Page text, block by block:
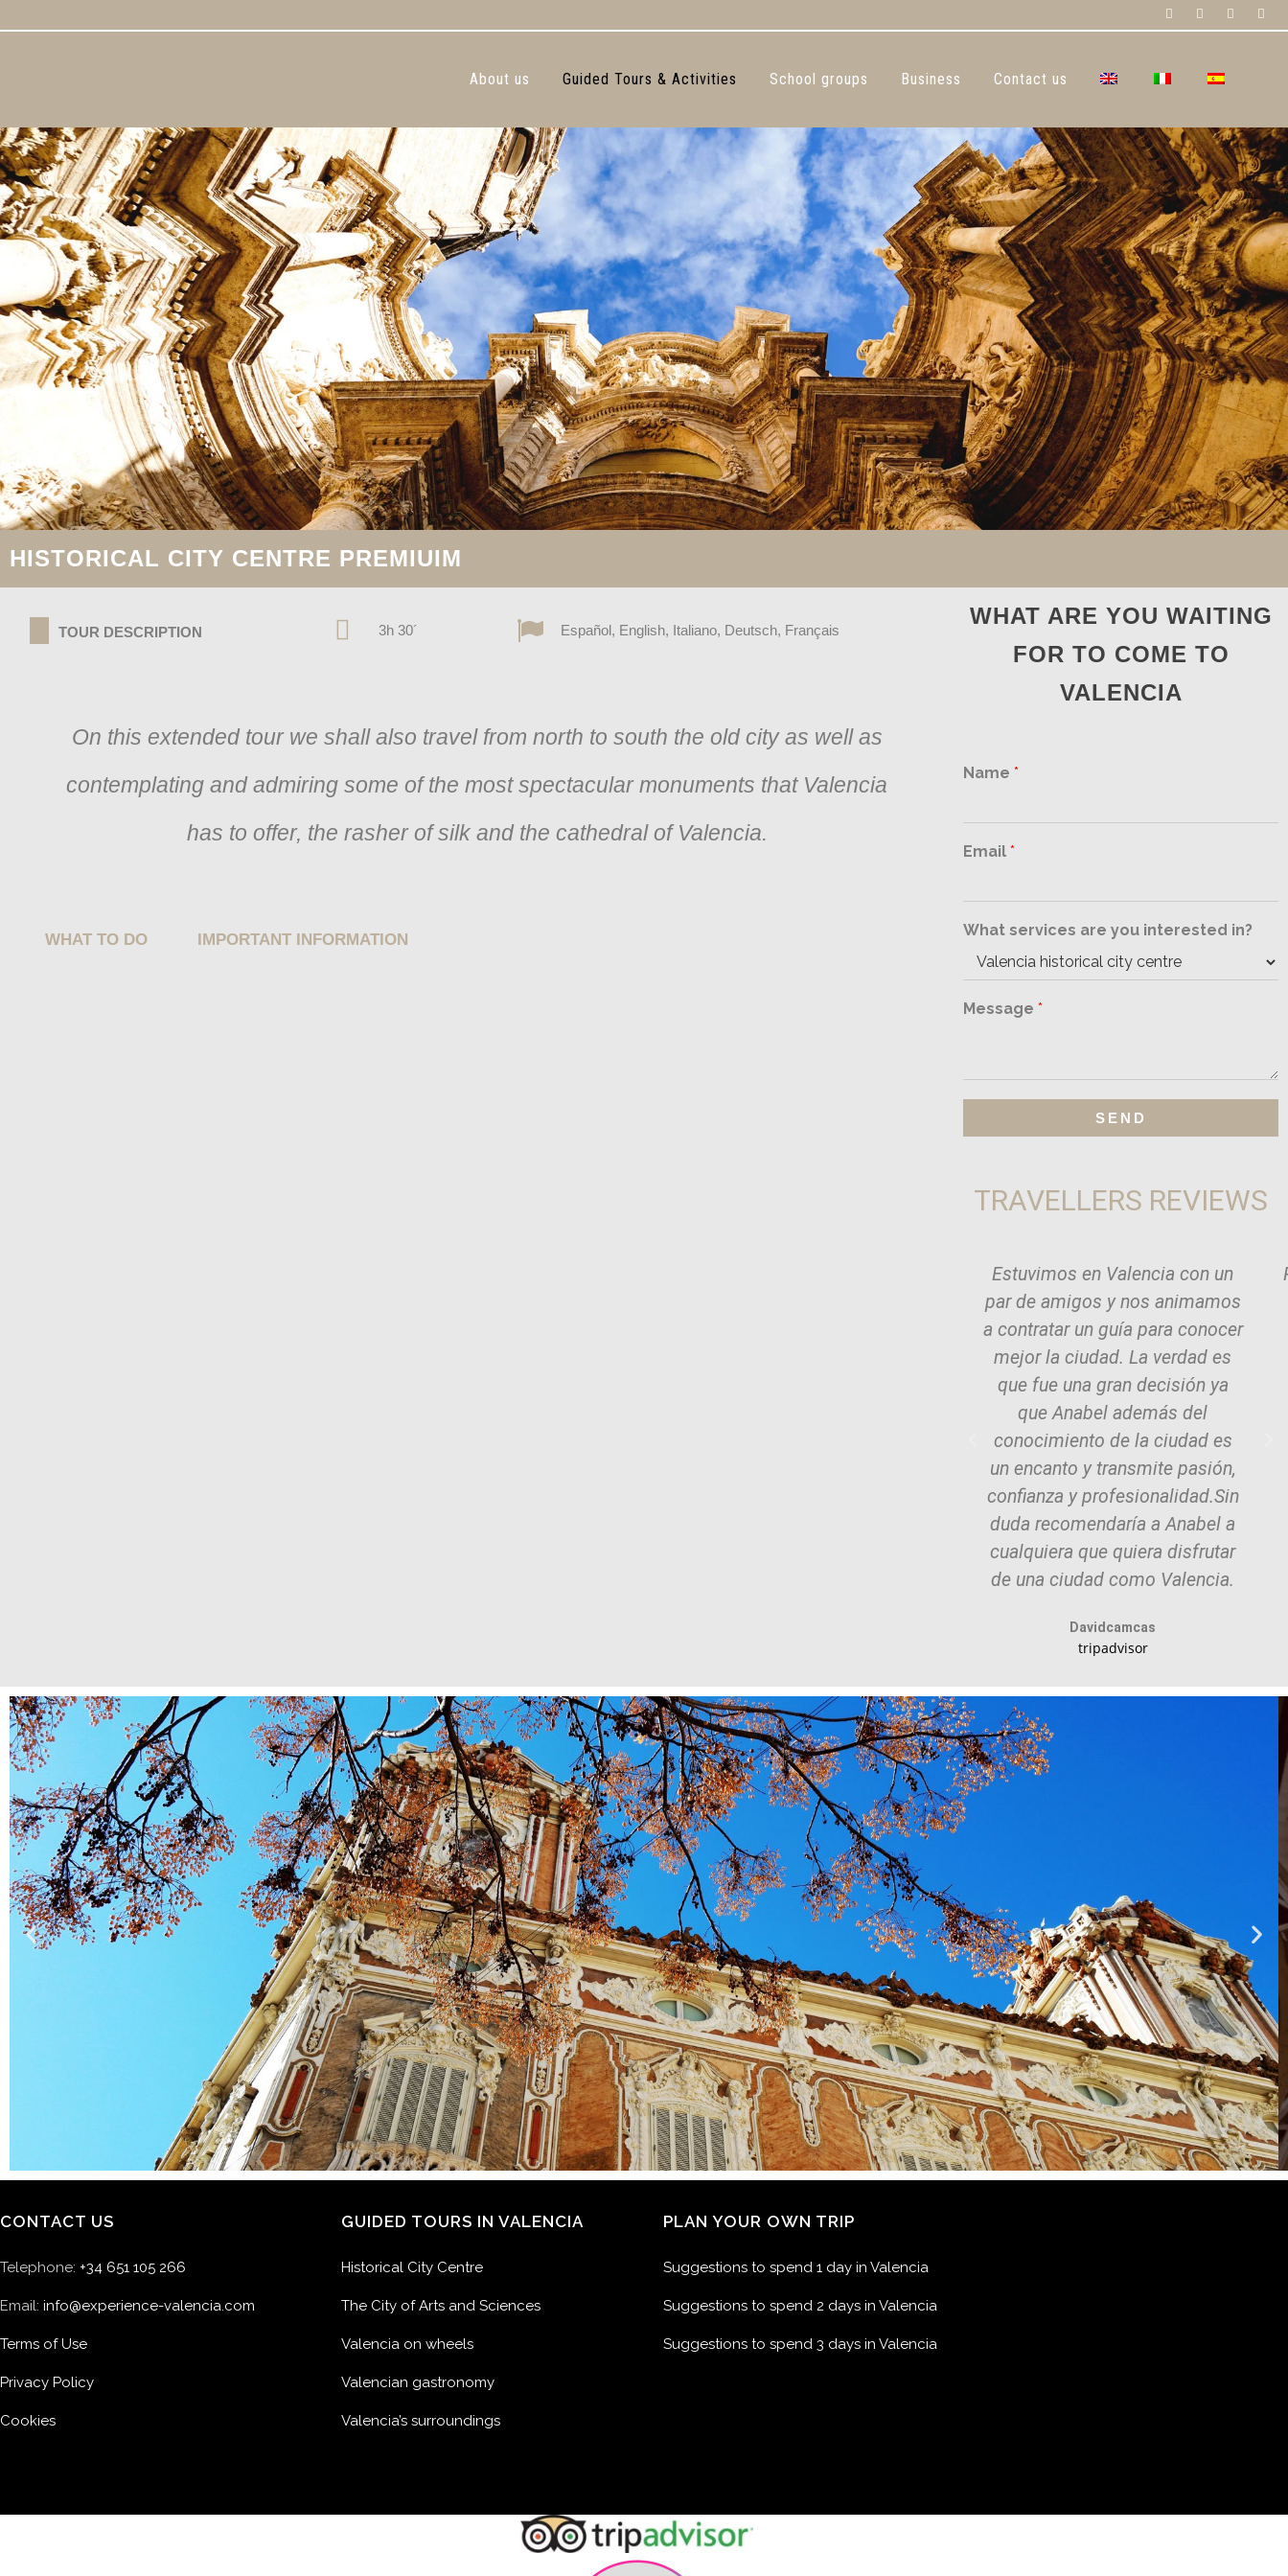
About us Guided Tours & Activities School groups Business Contact us
HISTORICAL CITY CENTRE PREMIUIM
TOUR DESCRIPTION 3h 30´ Español, English, Italiano, Deutsch, Français
​On this extended tour we shall also travel from north to south the old city as well as
contemplating and admiring some of the most spectacular monuments that Valencia
has to offer, the rasher of silk and the cathedral of Valencia.
WHAT TO DO IMPORTANT INFORMATION
WHAT ARE YOU WAITING
FOR TO COME TO
VALENCIA
Name*
Email*
What services are you interested in?
Message*
SEND
TRAVELLERS REVIEWS
Estuvimos en Valencia con un
par de amigos y nos animamos
a contratar un guía para conocer
mejor la ciudad. La verdad es
que fue una gran decisión ya
que Anabel además del
conocimiento de la ciudad es
un encanto y transmite pasión,
confianza y profesionalidad.Sin
duda recomendaría a Anabel a
cualquiera que quiera disfrutar
de una ciudad como Valencia.
Davidcamcas
tripadvisor
CONTACT US
Telephone: +34 651 105 266
Email: info@experience-valencia.com
Terms of Use
Privacy Policy
Cookies
GUIDED TOURS IN VALENCIA
Historical City Centre
The City of Arts and Sciences
Valencia on wheels
Valencian gastronomy
Valencia’s surroundings
PLAN YOUR OWN TRIP
Suggestions to spend 1 day in Valencia
Suggestions to spend 2 days in Valencia
Suggestions to spend 3 days in Valencia